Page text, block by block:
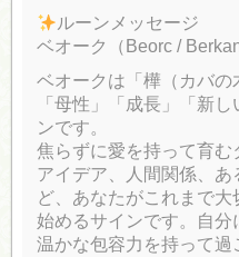
ルーンメッセージ
ベオーク（Beorc /
ベオークは「樺（カバの
「母性」「成長」「新
ンです。
焦らずに愛を持って育む
アイデア、人間関係、
ど、あなたがこれまで
始めるサインです。自分
温かな包容力を持って